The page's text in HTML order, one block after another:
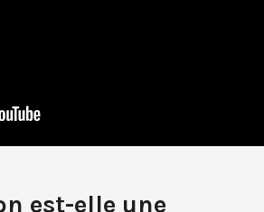
est-elle une